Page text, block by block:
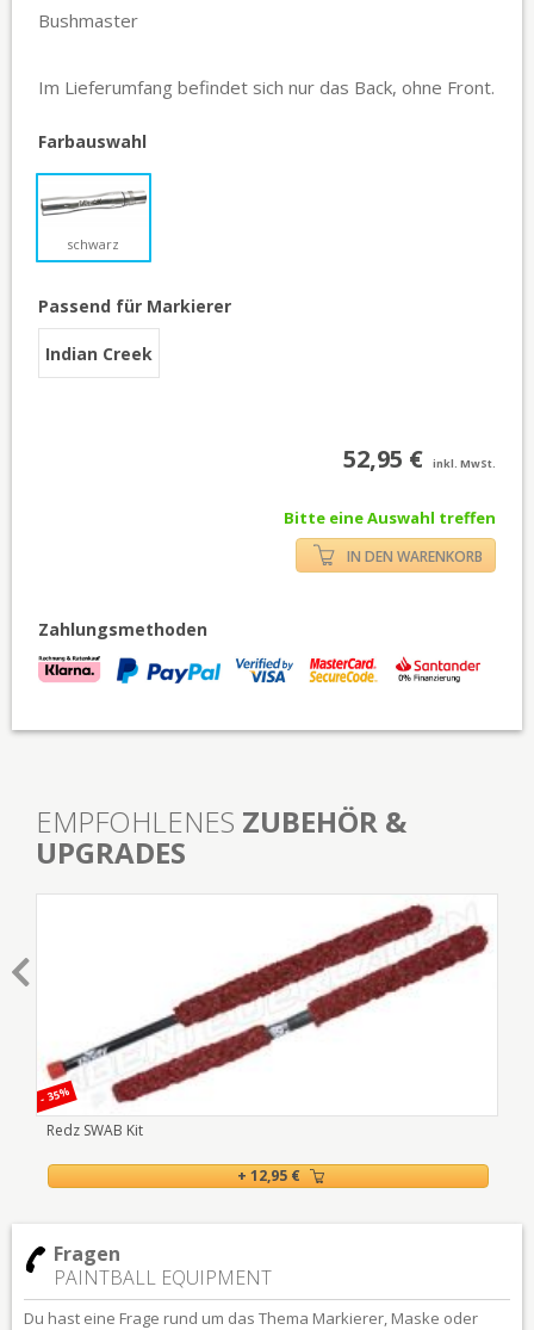
Bushmaster
Im Lieferumfang befindet sich nur das Back, ohne Front.
Farbauswahl
schwarz
Passend für Markierer
Indian Creek
52,95 € inkl. MwSt.
Bitte eine Auswahl treffen
IN DEN WARENKORB
Zahlungsmethoden
EMPFOHLENES ZUBEHÖR &
UPGRADES
- 35%
Redz SWAB Kit
+ 12,95 €
Fragen
PAINTBALL EQUIPMENT
Du hast eine Frage rund um das Thema Markierer, Maske oder